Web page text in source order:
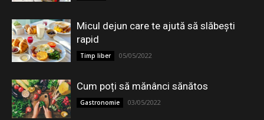
Micul dejun care te ajută să slăbești
rapid
Timp liber 05/05/2022
Cum poți să mănânci sănătos
Gastronomie 03/05/2022